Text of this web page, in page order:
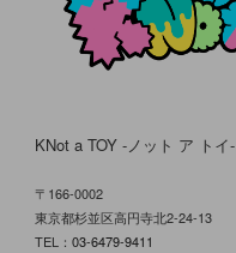
KNot a TOY -ノット ア トイ-
〒166-0002
東京都杉並区高円寺北2-24-13
TEL： 03-6479-9411